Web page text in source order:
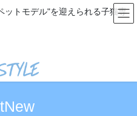
ットモデル"を迎えられる子猫専